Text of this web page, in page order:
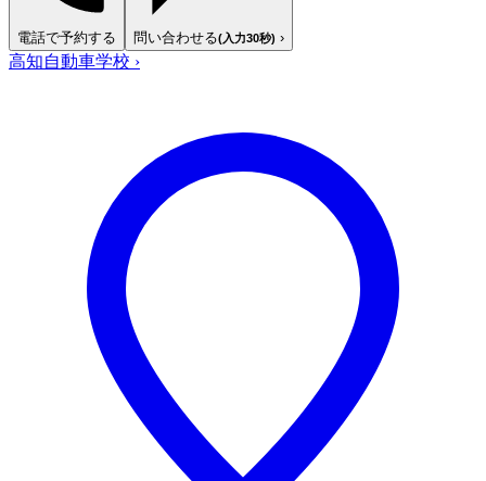
電話で予約する 問い合わせる(入力30秒) ›
高知自動車学校 ›